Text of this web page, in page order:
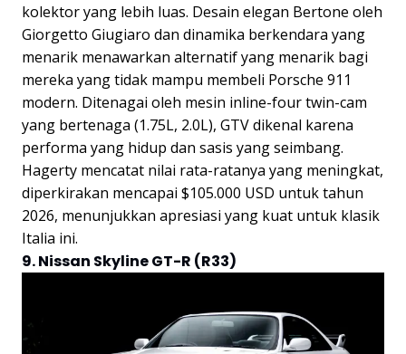
kolektor yang lebih luas. Desain elegan Bertone oleh
Giorgetto Giugiaro dan dinamika berkendara yang
menarik menawarkan alternatif yang menarik bagi
mereka yang tidak mampu membeli Porsche 911
modern. Ditenagai oleh mesin inline-four twin-cam
yang bertenaga (1.75L, 2.0L), GTV dikenal karena
performa yang hidup dan sasis yang seimbang.
Hagerty mencatat nilai rata-ratanya yang meningkat,
diperkirakan mencapai $105.000 USD untuk tahun
2026, menunjukkan apresiasi yang kuat untuk klasik
Italia ini.
9. Nissan Skyline GT-R (R33)